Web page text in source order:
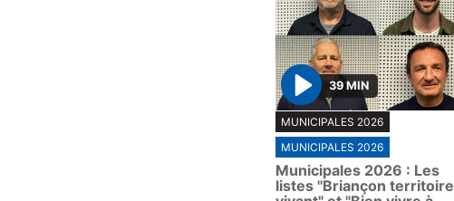
P
l
a
y
39 MIN
MUNICIPALES 2026
MUNICIPALES 2026
Municipales 2026 : Les
listes "Briançon territoire